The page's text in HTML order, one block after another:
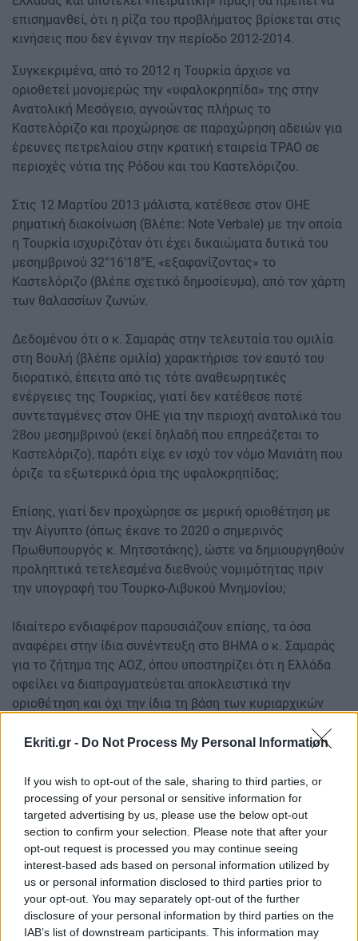
Ekriti.gr - Do Not Process My Personal Information
If you wish to opt-out of the sale, sharing to third parties, or
processing of your personal or sensitive information for
targeted advertising by us, please use the below opt-out
section to confirm your selection. Please note that after your
opt-out request is processed you may continue seeing
interest-based ads based on personal information utilized by
us or personal information disclosed to third parties prior to
your opt-out. You may separately opt-out of the further
disclosure of your personal information by third parties on the
IAB’s list of downstream participants. This information may
επισημανθεί, ότι η ρίζα του προβλήματος βρίσκεται στις
κινήσεις που δεν έγιναν την περίοδο 2012-2014.
Συγκεκριμένα, από το 2012 η Τουρκία άρχισε να
οριοθετεί μονομερώς την «υφαλοκρηπίδα» της στην
Ανατολική Μεσόγειο, αγνοώντας πλήρως το
Καστελόριζο και προχώρησε σε παραχώρηση αδειών για
έρευνες πετρελαίου στην κρατική εταιρεία TPAO σε
περιοχές νότια της Ρόδου και του Καστελόριζου.
Στις 12 Μαρτίου 2013 μάλιστα, κατέθεσε στον ΟΗΕ
ρηματική διακοίνωση (Βλέπε: Note Verbale) με την οποία
η Τουρκία ισχυριζόταν ότι έχει δικαιώματα δυτικά του
μεσημβρινού 32°16’18”E, «εξαφανίζοντας» το
Καστελόριζο (βλέπε σχετικό δημοσίευμα), από τον χάρτη
των θαλασσίων ζωνών.
Δεδομένου ότι ο κ. Σαμαράς στην τελευταία του ομιλία
στη Βουλή (βλέπε ομιλία) χαρακτήρισε τον εαυτό του
διορατικό, έπειτα από τις τότε αναθεωρητικές
ενέργειες της Τουρκίας, γιατί δεν κατέθεσε ποτέ
συντεταγμένες στον ΟΗΕ για την περιοχή ανατολικά του
28ου μεσημβρινού (εκεί δηλαδή που επηρεάζεται το
Καστελόριζο), παρότι είχε εν ισχύ τον νόμο Μανιάτη που
όριζε τα εξωτερικά όρια της υφαλοκρηπίδας;
Επίσης, γιατί δεν προχώρησε σε μερική οριοθέτηση με
την Αίγυπτο (όπως έκανε το 2020 ο σημερινός
Πρωθυπουργός κ. Μητσοτάκης), ώστε να δημιουργηθούν
προληπτικά τετελεσμένα διεθνούς νομιμότητας πριν
την υπογραφή του Τουρκο-Λιβυκού Μνημονίου;
Ιδιαίτερο ενδιαφέρον παρουσιάζουν επίσης, τα όσα
αναφέρει στην ίδια συνέντευξη στο ΒΗΜΑ ο κ. Σαμαράς
για το ζήτημα της ΑΟΖ, όπου υποστηρίζει ότι η Ελλάδα
οφείλει να διαπραγματεύεται αποκλειστικά την
οριοθέτηση και όχι την ίδια τη βάση των κυριαρχικών
συζήτηση που θα μπορούσε να οδηγήσει σε
Χάγης υπό αμφισβητούμενους όρους.
Ωστόσο, η θέση αυτή έρχεται σε αντίφαση με την
πρακτική της διακυβέρνησής του, όπου ο τότε ΥΠΕΞ κ.
Βενιζέλος έχει αναγνωρίσει δημοσίως (βλέπε
συνέντευξη κ. Βενιζέλου) ότι η ελληνική πλευρά είχε
ξεκινήσει διερευνητικές επαφές με την Τουρκία (με
επικεφαλής τον Πρέσβη Παύλο Αποστολίδη),
επιδιώκοντας τη διαμόρφωση συνθηκών για προσφυγή